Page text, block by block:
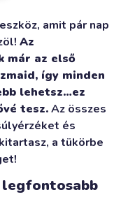
amit pár nap
Az
már az első
így minden
lehetsz…ez
tesz.Az összes
és
a tükörbe
legfontosabb